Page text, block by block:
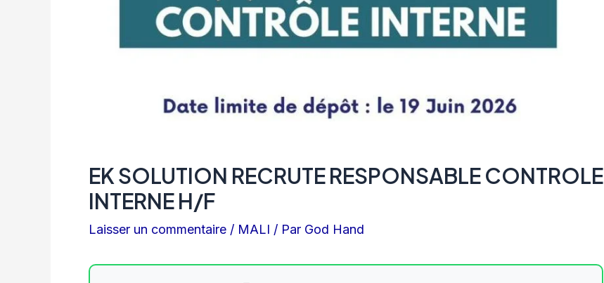
EK SOLUTION RECRUTE RESPONSABLE CONTROLE
INTERNE H/F
Laisser un commentaire / MALI / Par God Hand